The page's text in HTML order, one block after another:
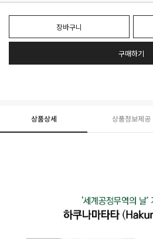
장바구니
구매하기
상품상세 상품정보제공